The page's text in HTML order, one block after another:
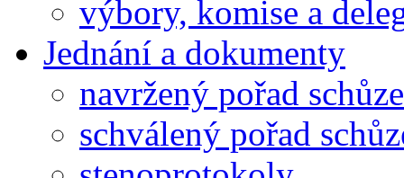
výbory, komise a
Jednání a dokumenty
navržený pořad schůze
schválený pořad